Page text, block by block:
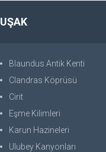
UŞAK
Blaundus Antik Kenti
Clandras Köprüsü
Cirit
Eşme Kilimleri
Karun Hazineleri
Ulubey Kanyonları